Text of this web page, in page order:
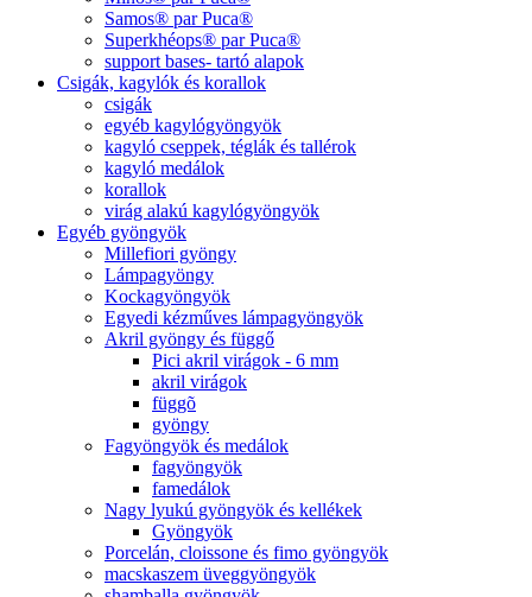
Samos® par Puca®
Superkhéops® par Puca®
support bases- tartó alapok
Csigák, kagylók és korallok
csigák
egyéb kagylógyöngyök
kagyló cseppek, téglák és tallérok
kagyló medálok
korallok
virág alakú kagylógyöngyök
Egyéb gyöngyök
Millefiori gyöngy
Lámpagyöngy
Kockagyöngyök
Egyedi kézműves lámpagyöngyök
Akril gyöngy és függő
Pici akril virágok - 6 mm
akril virágok
függõ
gyöngy
Fagyöngyök és medálok
fagyöngyök
famedálok
Nagy lyukú gyöngyök és kellékek
Gyöngyök
Porcelán, cloissone és fimo gyöngyök
macskaszem üveggyöngyök